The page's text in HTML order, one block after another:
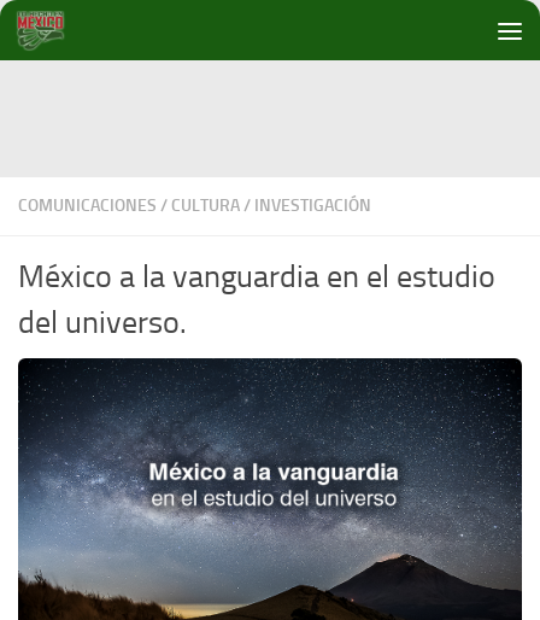
Debajo del contenido
COMUNICACIONES / CULTURA/ INVESTIGACIÓN
México a la vanguardia en el estudio
del universo.